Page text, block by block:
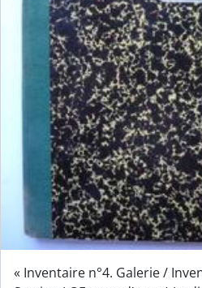
« Inventaire n°4. Galerie /